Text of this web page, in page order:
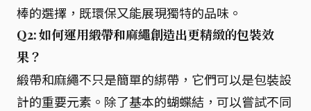
棒的選擇，既環保又能展現獨特的品味。
Q2: 如何運用緞帶和麻繩創造出更精緻的包裝效
果？
緞帶和麻繩不只是簡單的綁帶，它們可以是包裝設
計的重要元素。除了基本的蝴蝶結，可以嘗試不同